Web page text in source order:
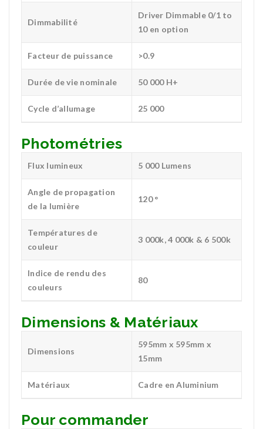
Dimmabilité
Driver Dimmable 0/1 to
10 en option
Facteur de puissance >0.9
Durée de vie nominale 50 000 H+
Cycle d’allumage 25 000
Photométries
Flux lumineux 5 000 Lumens
Angle de propagation
de la lumière
120 °
Températures de
couleur
3 000k, 4 000k & 6 500k
Indice de rendu des
couleurs
80
Dimensions & Matériaux
Dimensions
595mm x 595mm x
15mm
Matériaux Cadre en Aluminium
Pour commander